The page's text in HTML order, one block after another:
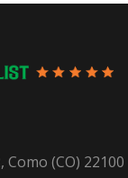
(CO) 22100